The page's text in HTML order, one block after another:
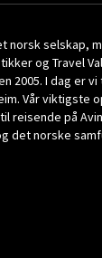
norsk selskap,
og Travel
2005. I dag er
Vår viktigste
reisende på
det norske